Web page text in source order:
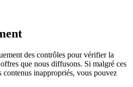
des contrôles pour vérifier la
que nous diffusons. Si malgré ces
contenus inappropriés, vous pouvez